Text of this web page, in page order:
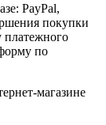
PayPal,
покупки
платежного
по
магазине